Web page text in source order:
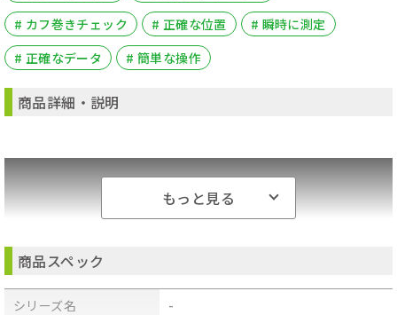
# カフ巻きチェック
# 正確な位置
# 瞬時に測定
# 正確なデータ
# 簡単な操作
商品詳細・説明
もっと見る
商品スペック
シリーズ名
-